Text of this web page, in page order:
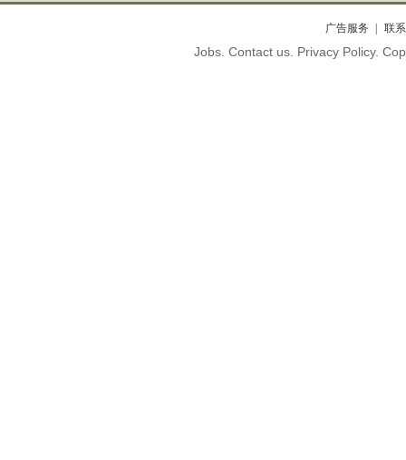
广告服务 联
Jobs. Contact us. Privacy Policy.